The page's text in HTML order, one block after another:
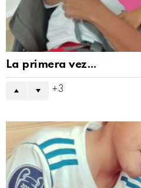
La primera vez…
3